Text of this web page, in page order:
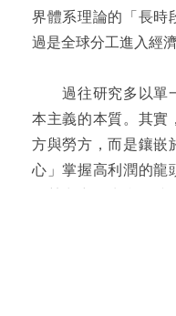
界體系理論的「長時
過是全球分工進入經
過往研究多以單一
本主義的本質。其實
方與勞方，而是鑲嵌
心」掌握高利潤的龍